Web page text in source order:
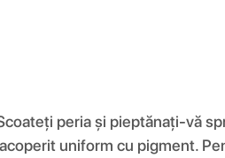
peria și pieptănați-vă
uniform cu pigment.